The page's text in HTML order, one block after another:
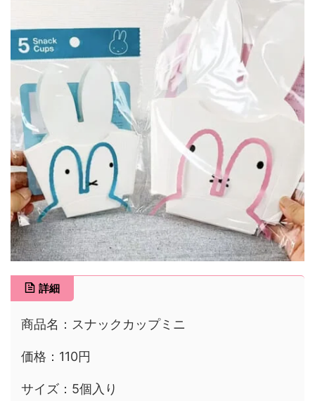
詳細
商品名：スナックカップミニ
価格：110円
サイズ：5個入り